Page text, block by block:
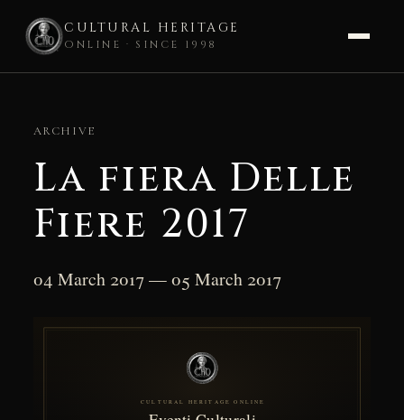
CULTURAL HERITAGE
ONLINE · SINCE 1998
contentARCHIVE
La fiera Delle
Fiere 2017
04 March 2017 — 05 March 2017